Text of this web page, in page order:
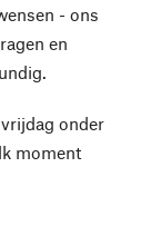
- ons
en
onder
moment